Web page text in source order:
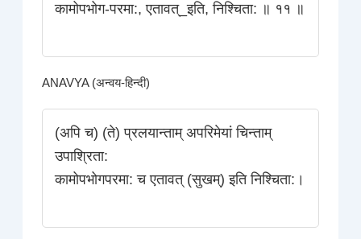
कामोपभोग-परमा:, एतावत्_इति, निश्चिता: ॥ ११ ॥
ANAVYA (अन्वय-हिन्दी)
(अपि च) (ते) प्रलयान्ताम्‌ अपरिमेयां चिन्ताम्‌
उपाश्रिता:
कामोपभोगपरमा: च एतावत्‌ (सुखम्) इति निश्चिता:।